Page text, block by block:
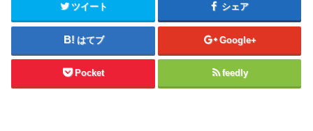
ツイート シェア
はてブ Google+
Pocket feedly